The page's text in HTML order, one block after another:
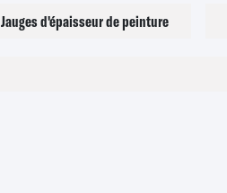
Jauges d'épaisseur de peinture